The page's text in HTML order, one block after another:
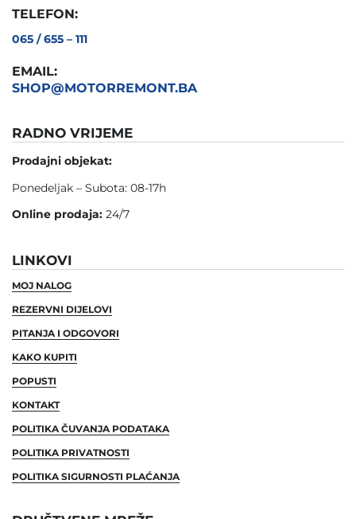
TELEFON:
065 / 655 – 111
EMAIL:
SHOP@MOTORREMONT.BA
RADNO VRIJEME
Prodajni objekat:
Ponedeljak – Subota: 08-17h
Online prodaja: 24/7
LINKOVI
MOJ NALOG
REZERVNI DIJELOVI
PITANJA I ODGOVORI
KAKO KUPITI
POPUSTI
KONTAKT
POLITIKA ČUVANJA PODATAKA
POLITIKA PRIVATNOSTI
POLITIKA SIGURNOSTI PLAĆANJA